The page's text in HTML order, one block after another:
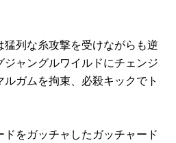
列な糸攻撃を受けながらも逆
ャングルワイルドにチェンジ
ガムを拘束、必殺キックでト
をガッチャしたガッチャード